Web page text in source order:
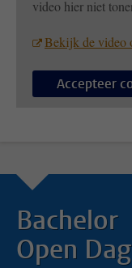
video hier niet
Bekijk de video
Accepteer
Bachelor
Open Dag